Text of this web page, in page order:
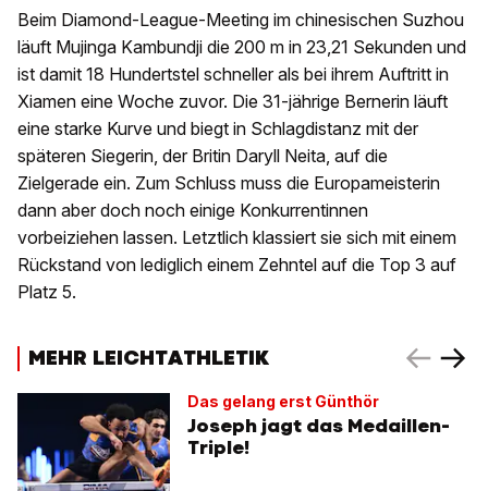
Beim Diamond-League-Meeting im chinesischen Suzhou
läuft Mujinga Kambundji die 200 m in 23,21 Sekunden und
ist damit 18 Hundertstel schneller als bei ihrem Auftritt in
Xiamen eine Woche zuvor. Die 31-jährige Bernerin läuft
eine starke Kurve und biegt in Schlagdistanz mit der
späteren Siegerin, der Britin Daryll Neita, auf die
Zielgerade ein. Zum Schluss muss die Europameisterin
dann aber doch noch einige Konkurrentinnen
vorbeiziehen lassen. Letztlich klassiert sie sich mit einem
Rückstand von lediglich einem Zehntel auf die Top 3 auf
Platz 5.
MEHR LEICHTATHLETIK
Das gelang erst Günthör
Joseph jagt das Medaillen-
Triple!